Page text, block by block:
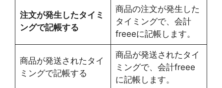
注文が発生したタイミ
ングで記帳する
商品の注文が発生した
タイミングで、会計
freeeに記帳します。
商品が発送されたタイ
ミングで記帳する
商品が発送されたタイ
ミングで、会計freee
に記帳します。